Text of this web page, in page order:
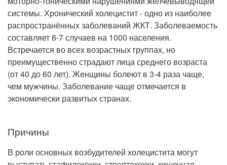
Прием врача-невролога
Прием врача-стоматолога
Прием врача-кардиолога
системы. Хронический холецистит - одно из наиболее
распространённых заболеваний ЖКТ. Заболеваемость
составляет 6-7 случаев на 1000 населения.
Встречается во всех возрастных группах, но
преимущественно страдают лица среднего возраста
(от 40 до 60 лет). Женщины болеют в 3-4 раза чаще,
чем мужчины. Заболевание чаще отмечается в
экономически развитых странах.
Причины
В роли основных возбудителей холецистита могут